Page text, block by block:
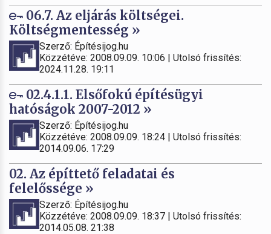
06.7. Az eljárás költségei.
Költségmentesség »
Szerző: Építésijog.hu
Közzétéve: 2008.09.09. 10:06 | Utolsó frissítés:
2024.11.28. 19:11
02.4.1.1. Elsőfokú építésügyi
hatóságok 2007-2012 »
Szerző: Építésijog.hu
Közzétéve: 2008.09.09. 18:24 | Utolsó frissítés:
2014.09.06. 17:29
02. Az építtető feladatai és
felelőssége »
Szerző: Építésijog.hu
Közzétéve: 2008.09.09. 18:37 | Utolsó frissítés:
2014.05.08. 21:38